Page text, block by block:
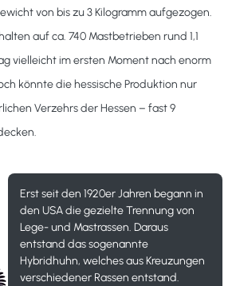
von bis zu 3 Kilogramm aufgezogen.
auf ca. 740 Mastbetrieben rund 1,1
vielleicht im ersten Moment nach enorm
könnte die hessische Produktion nur
Verzehrs der Hessen – fast 9
Erst seit den 1920er Jahren begann in
den USA die gezielte Trennung von
Lege- und Mastrassen. Daraus
entstand das sogenannte
Hybridhuhn, welches aus Kreuzungen
verschiedener Rassen entstand.